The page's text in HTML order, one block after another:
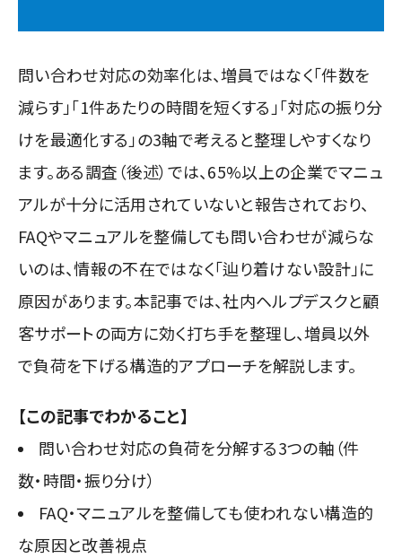
問い合わせ対応の効率化は、増員ではなく「件数を
減らす」「1件あたりの時間を短くする」「対応の振り分
けを最適化する」の3軸で考えると整理しやすくなり
ます。ある調査（後述）では、65%以上の企業でマニュ
アルが十分に活用されていないと報告されており、
FAQやマニュアルを整備しても問い合わせが減らな
いのは、情報の不在ではなく「辿り着けない設計」に
原因があります。本記事では、社内ヘルプデスクと顧
客サポートの両方に効く打ち手を整理し、増員以外
で負荷を下げる構造的アプローチを解説します。
【この記事でわかること】
問い合わせ対応の負荷を分解する3つの軸（件
数・時間・振り分け）
FAQ・マニュアルを整備しても使われない構造的
な原因と改善視点